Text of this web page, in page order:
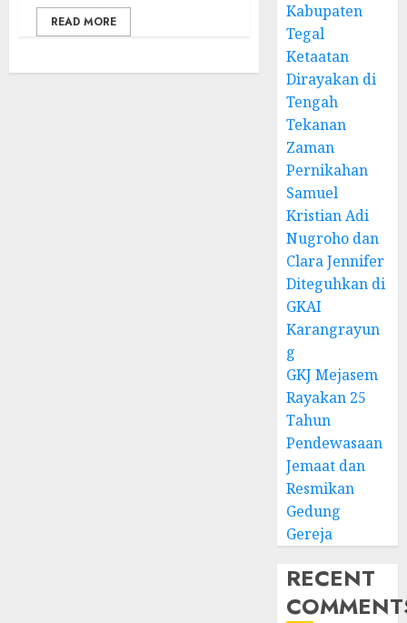
READ MORE
Kabupaten
Tegal
Ketaatan
Dirayakan di
Tengah
Tekanan
Zaman
Pernikahan
Samuel
Kristian Adi
Nugroho dan
Clara Jennifer
Diteguhkan di
GKAI
Karangrayun
g
GKJ Mejasem
Rayakan 25
Tahun
Pendewasaan
Jemaat dan
Resmikan
Gedung
Gereja
RECENT